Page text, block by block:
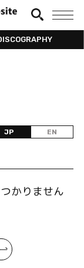
JP EN
かりません